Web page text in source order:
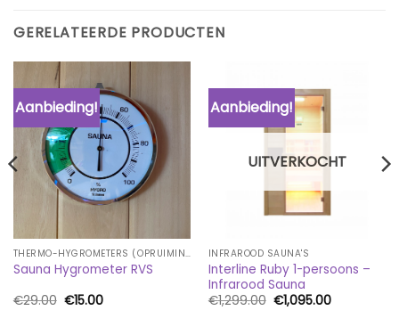
GERELATEERDE PRODUCTEN
Aanbieding!
THERMO-HYGROMETERS (OPRUIMING)
Sauna Hygrometer RVS
€29.00 Oorspronkelijke
€15.00Huidige
Aanbieding!
UITVERKOCHT
INFRAROOD SAUNA'S
Interline Ruby 1-persoons –
Infrarood Sauna
€1,299.00 Oorspronkelijke
prijs
€1,095.00Huidige